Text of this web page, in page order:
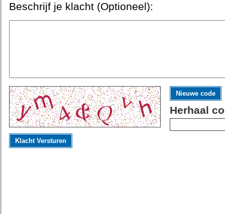
Beschrijf je klacht (Optioneel):
Nieuwe code
Herhaal
Klacht Versturen